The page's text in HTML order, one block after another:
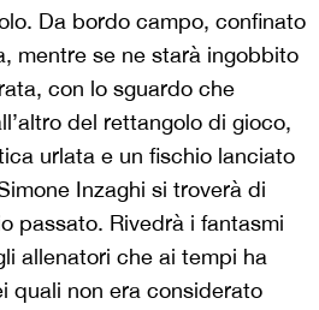
Da bordo campo, confinato
mentre se ne starà ingobbito
con lo sguardo che
del rettangolo di gioco,
urlata e un fischio lanciato
Inzaghi si troverà di
passato. Rivedrà i fantasmi
allenatori che ai tempi ha
quali non era considerato